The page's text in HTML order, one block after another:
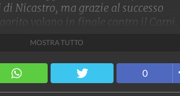
Nicastro, ma grazie al successo
volano in finale contro il Carpi.
MOSTRA TUTTO
0